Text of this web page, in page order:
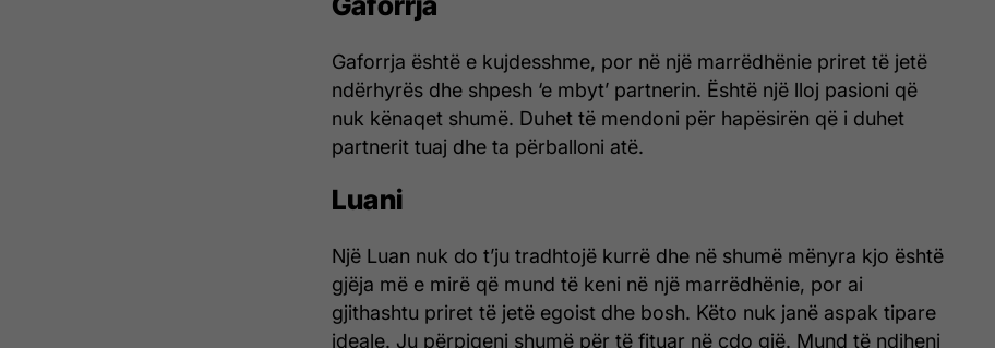
Gaforrja është e kujdesshme, por në një marrëdhënie priret të jetë
ndërhyrës dhe shpesh ‘e mbyt’ partnerin. Është një lloj pasioni që
nuk kënaqet shumë. Duhet të mendoni për hapësirën që i duhet
partnerit tuaj dhe ta përballoni atë.
Luani
Një Luan nuk do t’ju tradhtojë kurrë dhe në shumë mënyra kjo është
gjëja më e mirë që mund të keni në një marrëdhënie, por ai
gjithashtu priret të jetë egoist dhe bosh. Këto nuk janë aspak tipare
ideale. Ju përpiqeni shumë për të fituar në çdo gjë. Mund të ndiheni